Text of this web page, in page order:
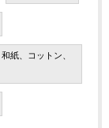
紙、コットン、